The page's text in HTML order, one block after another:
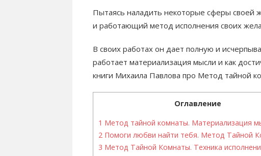
Пытаясь наладить некоторые сферы своей
и работающий метод исполнения своих
В своих работах он дает полную и
работает материализация мысли и как
книги Михаила Павлова про Метод тайной
Оглавление
1 Метод тайной комнаты. Материализация
2 Помоги любви найти тебя. Метод Тайной
3 Метод Тайной Комнаты. Техника